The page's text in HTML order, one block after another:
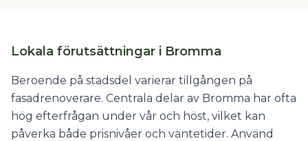
Lokala förutsättningar i Bromma
Beroende på stadsdel varierar tillgången på
fasadrenoverare. Centrala delar av Bromma har ofta
hög efterfrågan under vår och höst, vilket kan
påverka både prisnivåer och väntetider. Använd